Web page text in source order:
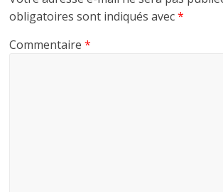
obligatoires sont indiqués avec*
Commentaire*